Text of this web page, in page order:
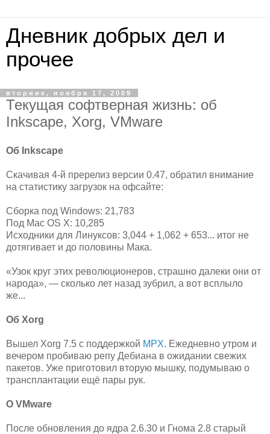
Дневник добрых дел и
прочее
вторник, ноября 17, 2009
Текущая софтверная жизнь: об
Inkscape, Xorg, VMware
Об Inkscape
Скачивая 4-й пререлиз версии 0.47, обратил внимание
на статистику загрузок на офсайте:
Сборка под Windows: 21,783
Под Mac OS X: 10,285
Исходники для Линуксов: 3,044 + 1,062 + 653... итог не
дотягивает и до половины Мака.
«Узок круг этих революционеров, страшно далеки они от
народа», — сколько лет назад зубрил, а вот всплыло
же...
Об Xorg
Вышел Xorg 7.5 с поддержкой MPX. Ежедневно утром и
вечером пробиваю репу Дебиана в ожидании свежих
пакетов. Уже приготовил вторую мышку, подумываю о
трансплантации ещё пары рук.
О VMware
После обновления до ядра 2.6.30 и Гнома 2.8 старый